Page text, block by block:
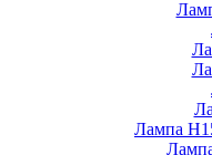
Лампа